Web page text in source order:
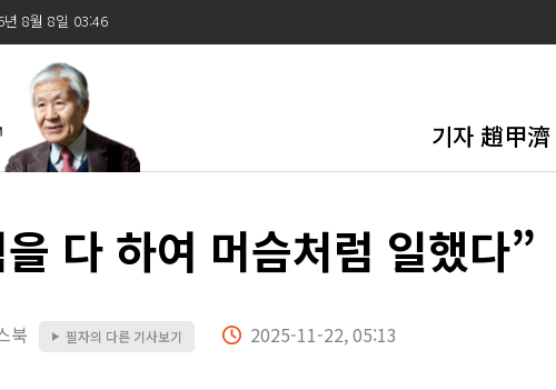
년 8월 8일 03:46
기자 趙甲濟
다 하여 머슴처럼 일했다”
북 ▶ 필자의 다른 기사보기 2025-11-22, 05:13